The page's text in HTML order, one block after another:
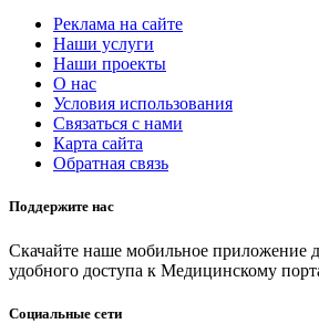
Реклама на сайте
Наши услуги
Наши проекты
О нас
Условия использования
Связаться с нами
Карта сайта
Обратная связь
Поддержите нас
Скачайте наше мобильное приложение
удобного доступа к Медицинскому
Социальные сети